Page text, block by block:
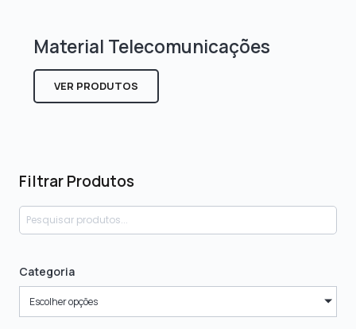
Filtrar Produtos
Categoria
Escolher opções
Material Telecomunicações
VER PRODUTOS